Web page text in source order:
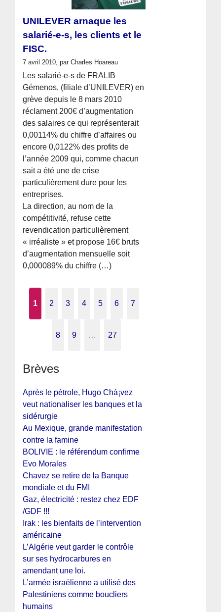
UNILEVER arnaque les
salarié-e-s, les clients et le
FISC.
7 avril 2010, par Charles Hoareau
Les salarié-e-s de FRALIB
Gémenos, (filiale d’UNILEVER) en
grève depuis le 8 mars 2010
réclament 200€ d’augmentation
des salaires ce qui représenterait
0,00114% du chiffre d’affaires ou
encore 0,0122% des profits de
l’année 2009 qui, comme chacun
sait a été une de crise
particulièrement dure pour les
entreprises.
La direction, au nom de la
compétitivité, refuse cette
revendication particulièrement
« irréaliste » et propose 16€ bruts
d’augmentation mensuelle soit
0,000089% du chiffre (…)
1 2 3 4 5 6 7
8 9 … 27
Brèves
Après le pétrole, Hugo Chà¡vez
veut nationaliser les banques et la
sidérurgie
Au Mexique, grande manifestation
contre la famine
BOLIVIE : le référendum confirme
Evo Morales
Chavez se retire de la Banque
mondiale et du FMI
Gaz, électricité : restez chez EDF
/GDF !!!
Irak : les bienfaits de l’intervention
américaine
L’Algérie veut garder le contrôle
sur ses hydrocarbures en
amendant une loi.
L’armée israélienne a utilisé des
Palestiniens comme boucliers
humains